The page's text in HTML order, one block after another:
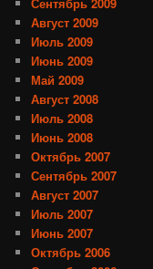
Август 2009
Июль 2009
Июнь 2009
Май 2009
Август 2008
Июль 2008
Июнь 2008
Октябрь 2007
Сентябрь 2007
Август 2007
Июль 2007
Июнь 2007
Октябрь 2006